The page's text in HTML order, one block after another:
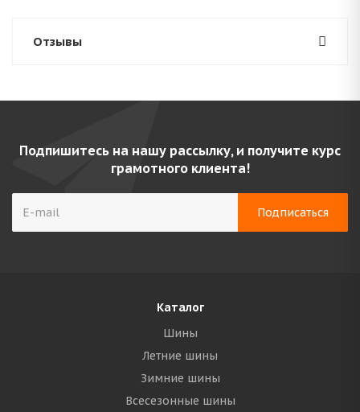
Отзывы
Подпишитесь на нашу рассылку, и получите курс
грамотного клиента!
Каталог
Шины
Летние шины
Зимние шины
Всесезонные шины